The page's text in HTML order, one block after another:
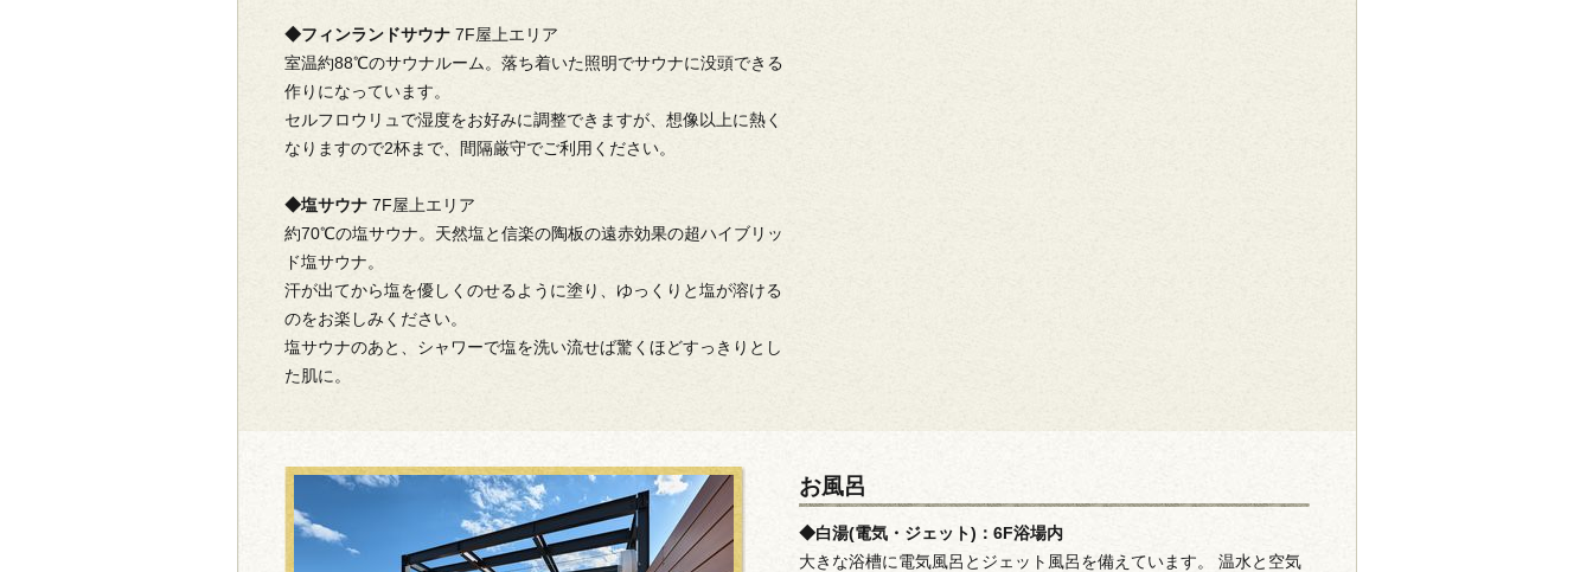
◆フィンランドサウナ7F屋上エリア
室温約88℃のサウナルーム。落ち着いた照明でサウナに没頭できる
作りになっています。
セルフロウリュで湿度をお好みに調整できますが、想像以上に熱く
なりますので2杯まで、間隔厳守でご利用ください。
◆塩サウナ7F屋上エリア
約70℃の塩サウナ。天然塩と信楽の陶板の遠赤効果の超ハイブリッ
ド塩サウナ。
汗が出てから塩を優しくのせるように塗り、ゆっくりと塩が溶ける
のをお楽しみください。
塩サウナのあと、シャワーで塩を洗い流せば驚くほどすっきりとし
た肌に。
お風呂
◆白湯(電気・ジェット)：6F浴場内
大きな浴槽に電気風呂とジェット風呂を備えています。 温水と空気